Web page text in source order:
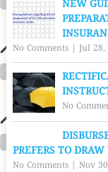
NEW
No Comments| Jul 28,
No
PREFERS TO
No Comments| Nov